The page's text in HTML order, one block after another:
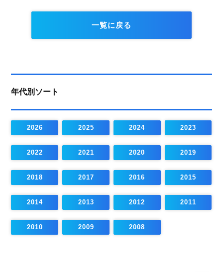
一覧に戻る
年代別ソート
2026 2025 2024 2023
2022 2021 2020 2019
2018 2017 2016 2015
2014 2013 2012 2011
2010 2009 2008